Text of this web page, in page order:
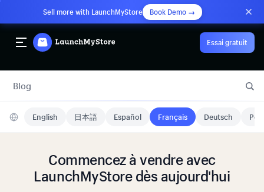
Sell more with LaunchMyStore Book Demo →
Essai gratuit
Blog
English 日本語 Español Français Deutsch
Commencez à vendre avec
LaunchMyStore dès aujourd'hui